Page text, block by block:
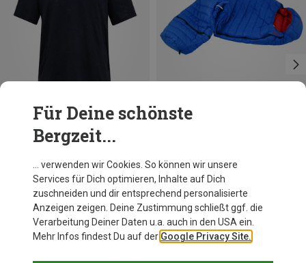
Peak Performance
Herren Discover T-Shirt
CHF 69.95
M L XL
Für Deine schönste
Bergzeit...
… verwenden wir Cookies. So können wir unsere
Services für Dich optimieren, Inhalte auf Dich
zuschneiden und dir entsprechend personalisierte
Anzeigen zeigen. Deine Zustimmung schließt ggf. die
Verarbeitung Deiner Daten u.a. auch in den USA ein.
Mehr Infos findest Du auf der Google Privacy Site.